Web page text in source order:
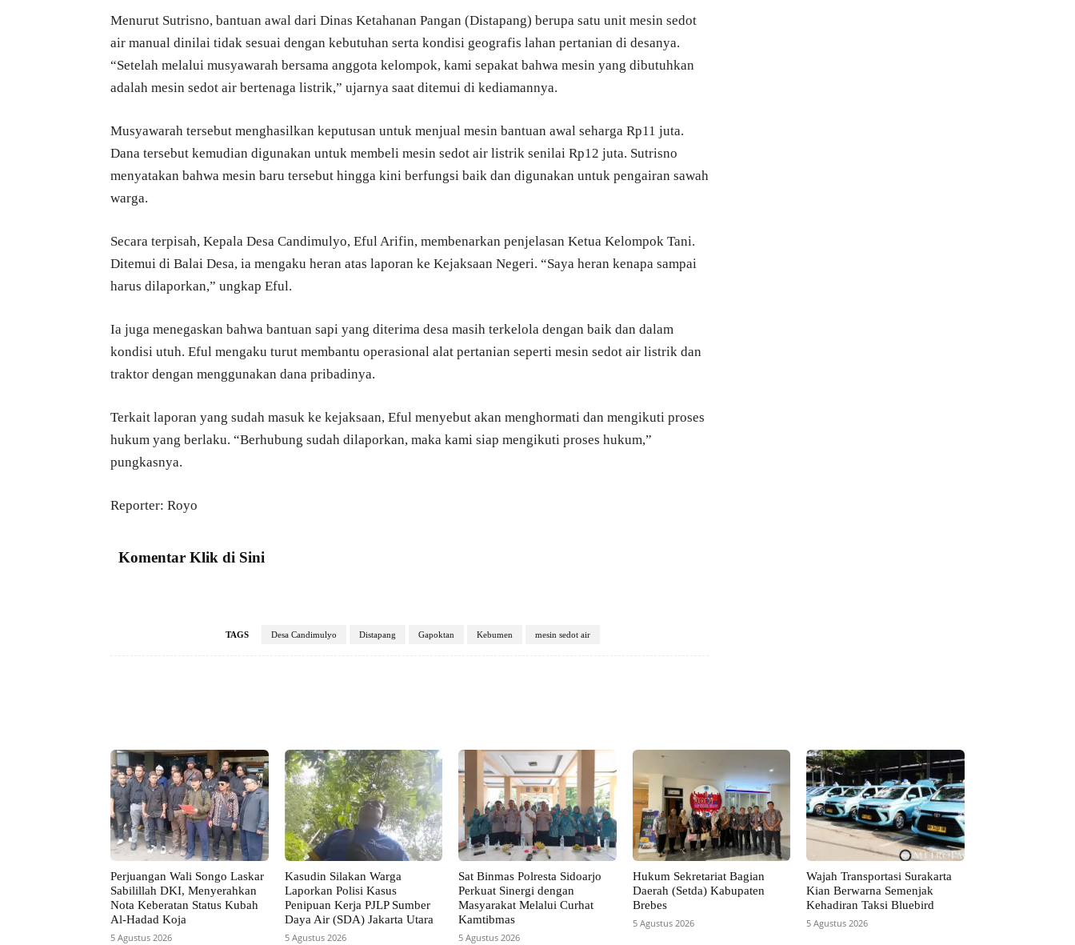
Menurut Sutrisno, bantuan awal dari Dinas Ketahanan Pangan (Distapang) berupa satu unit mesin sedot
air manual dinilai tidak sesuai dengan kebutuhan serta kondisi geografis lahan pertanian di desanya.
“Setelah melalui musyawarah bersama anggota kelompok, kami sepakat bahwa mesin yang dibutuhkan
adalah mesin sedot air bertenaga listrik,” ujarnya saat ditemui di kediamannya.
Musyawarah tersebut menghasilkan keputusan untuk menjual mesin bantuan awal seharga Rp11 juta.
Dana tersebut kemudian digunakan untuk membeli mesin sedot air listrik senilai Rp12 juta. Sutrisno
menyatakan bahwa mesin baru tersebut hingga kini berfungsi baik dan digunakan untuk pengairan sawah
warga.
Secara terpisah, Kepala Desa Candimulyo, Eful Arifin, membenarkan penjelasan Ketua Kelompok Tani.
Ditemui di Balai Desa, ia mengaku heran atas laporan ke Kejaksaan Negeri. “Saya heran kenapa sampai
harus dilaporkan,” ungkap Eful.
Ia juga menegaskan bahwa bantuan sapi yang diterima desa masih terkelola dengan baik dan dalam
kondisi utuh. Eful mengaku turut membantu operasional alat pertanian seperti mesin sedot air listrik dan
traktor dengan menggunakan dana pribadinya.
Terkait laporan yang sudah masuk ke kejaksaan, Eful menyebut akan menghormati dan mengikuti proses
hukum yang berlaku. “Berhubung sudah dilaporkan, maka kami siap mengikuti proses hukum,”
pungkasnya.
Reporter: Royo
Komentar Klik di Sini
TAGS Desa Candimulyo Distapang Gapoktan Kebumen mesin sedot air
Perjuangan Wali Songo Laskar
Sabilillah DKI, Menyerahkan
Nota Keberatan Status Kubah
Al-Hadad Koja
5 Agustus 2026
Kasudin Silakan Warga
Laporkan Polisi Kasus
Penipuan Kerja PJLP Sumber
Daya Air (SDA) Jakarta Utara
5 Agustus 2026
Sat Binmas Polresta Sidoarjo
Perkuat Sinergi dengan
Masyarakat Melalui Curhat
Kamtibmas
5 Agustus 2026
Hukum Sekretariat Bagian
Daerah (Setda) Kabupaten
Brebes
5 Agustus 2026
Wajah Transportasi Surakarta
Kian Berwarna Semenjak
Kehadiran Taksi Bluebird
5 Agustus 2026